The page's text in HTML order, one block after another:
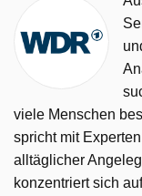
viele Menschen
spricht mit
alltäglicher
konzentriert sich